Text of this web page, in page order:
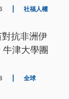
社福人權
抗非洲伊
津大學團
全球